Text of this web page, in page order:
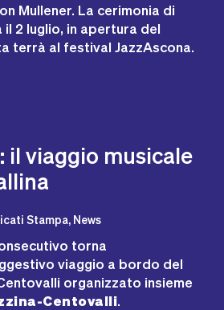
Mullener. La cerimonia di
2 luglio, in apertura del
terrà al festival JazzAscona.
il viaggio musicale
Stampa, News
torna
viaggio a bordo del
organizzato insieme
Centovalli.